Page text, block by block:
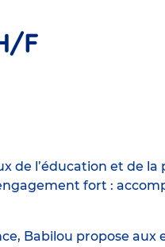
F
de l’éducation et de
engagement fort :
Babilou propose